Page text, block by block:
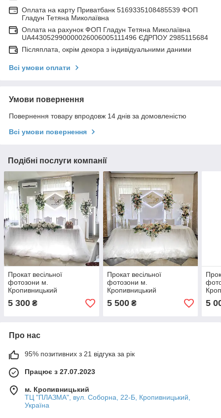
Оплата на карту Приватбанк 5169335108485539 ФОП
Гладун Тетяна Миколаївна
Оплата на рахунок ФОП Гладун Тетяна Миколаївна
UA443052990000026006005111496 ЄДРПОУ 2985115684
Післяплата, окрім декора з індивідуальними даними
Всі умови оплати
Умови повернення
Повернення товару впродовж 14 днів за домовленістю
Всі умови повернення
Подібні послуги компанії
Прокат весільної
фотозони м.
Кропивницький
5 300 ₴
Прокат весільної
фотозони м.
Кропивницький
5 500₴ 5
Про нас
95% позитивних з 21 відгука за рік
Працює з 27.07.2023
м. Кропивницький
ТЦ "ПЛАЗМА", вул. Соборна, 22-Б, Кропивницький,
Україна